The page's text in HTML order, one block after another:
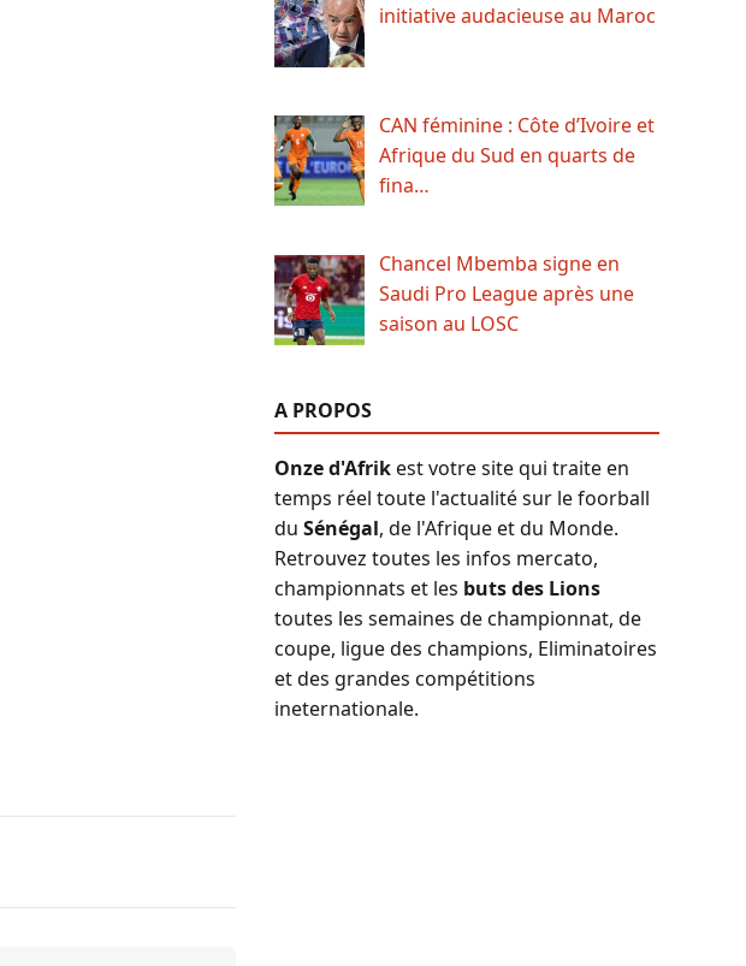
initiative audacieuse au Maroc
CAN féminine : Côte d’Ivoire et
Afrique du Sud en quarts de
fina…
Chancel Mbemba signe en
Saudi Pro League après une
saison au LOSC
A PROPOS
Onze d'Afrikest votre site qui traite en
temps réel toute l'actualité sur le foorball
du Sénégal, de l'Afrique et du Monde.
Retrouvez toutes les infos mercato,
championnats et les buts des Lions
toutes les semaines de championnat, de
coupe, ligue des champions, Eliminatoires
et des grandes compétitions
ineternationale.